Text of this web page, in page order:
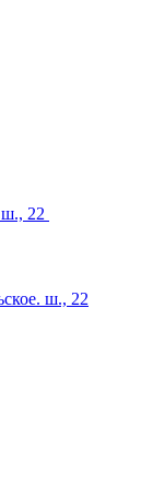
ш., 22
ш., 22